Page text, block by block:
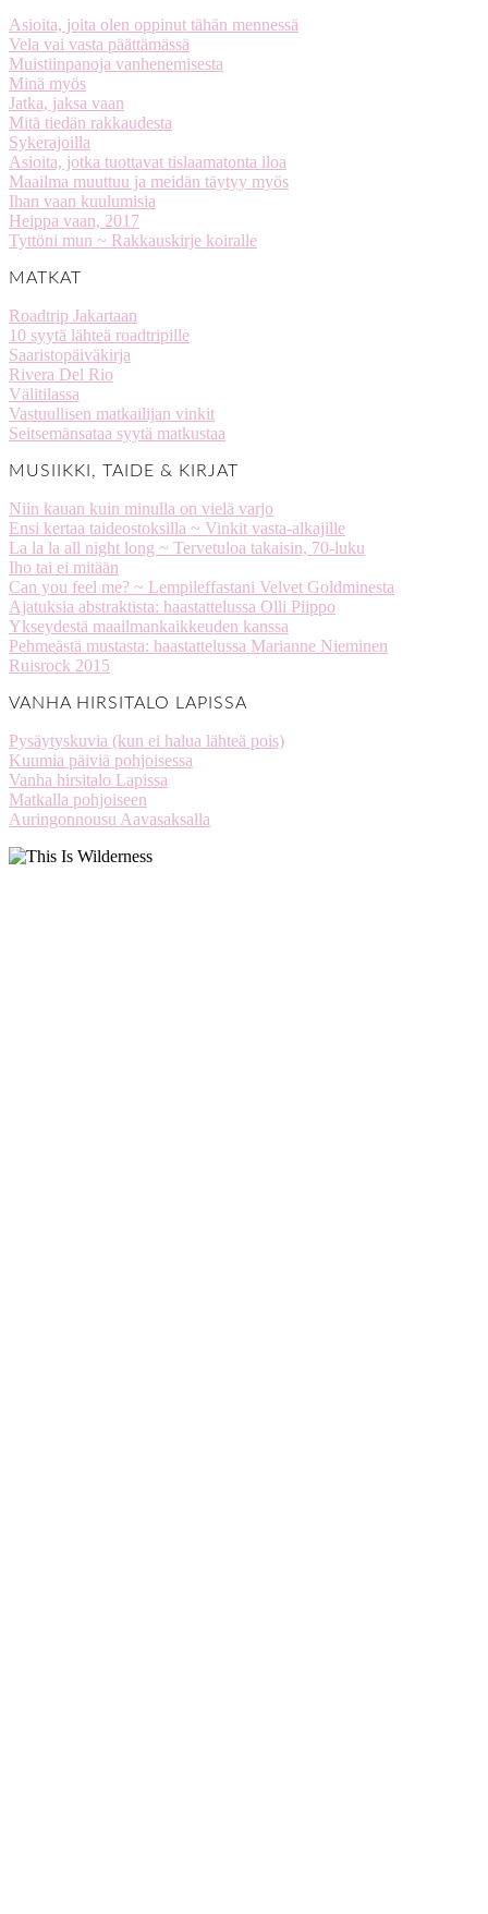
Asioita, joita olen oppinut tähän mennessä
Vela vai vasta päättämässä
Muistiinpanoja vanhenemisesta
Minä myös
Jatka, jaksa vaan
Mitä tiedän rakkaudesta
Sykerajoilla
Asioita, jotka tuottavat tislaamatonta iloa
Maailma muuttuu ja meidän täytyy myös
Ihan vaan kuulumisia
Heippa vaan, 2017
Tyttöni mun ~ Rakkauskirje koiralle
MATKAT
Roadtrip Jakartaan
10 syytä lähteä roadtripille
Saaristopäiväkirja
Rivera Del Rio
Välitilassa
Vastuullisen matkailijan vinkit
Seitsemänsataa syytä matkustaa
MUSIIKKI, TAIDE & KIRJAT
Niin kauan kuin minulla on vielä varjo
Ensi kertaa taideostoksilla ~ Vinkit vasta-alkajille
La la la all night long ~ Tervetuloa takaisin, 70-luku
Iho tai ei mitään
Can you feel me? ~ Lempileffastani Velvet Goldminesta
Ajatuksia abstraktista: haastattelussa Olli Piippo
Ykseydestä maailmankaikkeuden kanssa
Pehmeästä mustasta: haastattelussa Marianne Nieminen
Ruisrock 2015
VANHA HIRSITALO LAPISSA
Pysäytyskuvia (kun ei halua lähteä pois)
Kuumia päiviä pohjoisessa
Vanha hirsitalo Lapissa
Matkalla pohjoiseen
Auringonnousu Aavasaksalla
stellaharasek
stellaharasek
stellaharasek